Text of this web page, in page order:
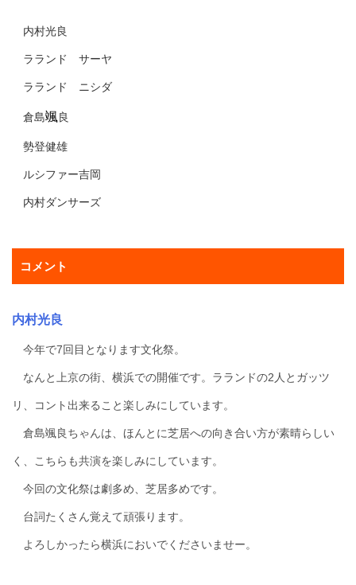
内村光良
ラランド サーヤ
ラランド ニシダ
倉島颯良
勢登健雄
ルシファー吉岡
内村ダンサーズ
コメント
内村光良
今年で7回目となります文化祭。
なんと上京の街、横浜での開催です。ラランドの2人とガッツ
リ、コント出来ること楽しみにしています。
倉島颯良ちゃんは、ほんとに芝居への向き合い方が素晴らしい
く、こちらも共演を楽しみにしています。
今回の文化祭は劇多め、芝居多めです。
台詞たくさん覚えて頑張ります。
よろしかったら横浜においでくださいませー。